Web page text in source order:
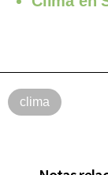
clima